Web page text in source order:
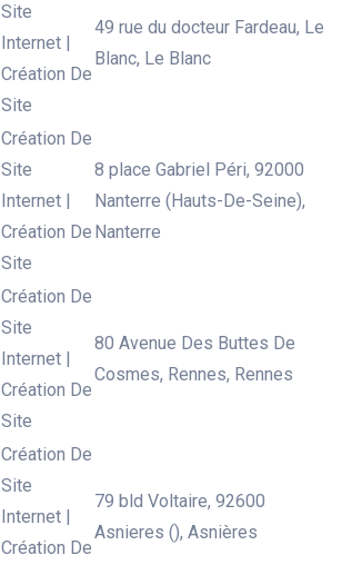
Site
Internet |
Création De
Site
49 rue du docteur Fardeau, Le
Blanc, Le Blanc
Création De
Site
Internet |
Création De
Site
8 place Gabriel Péri, 92000
Nanterre (Hauts-De-Seine),
Nanterre
Création De
Site
Internet |
Création De
Site
80 Avenue Des Buttes De
Cosmes, Rennes, Rennes
Création De
Site
Internet |
Création De
79 bld Voltaire, 92600
Asnieres (), Asnières